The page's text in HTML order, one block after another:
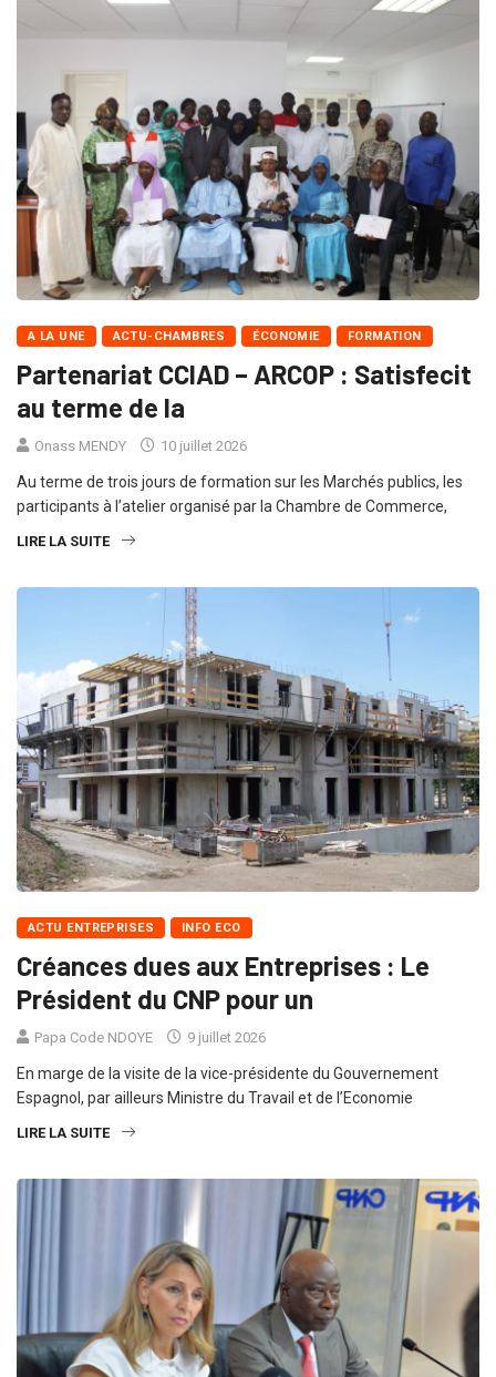
A LA UNE ACTU-CHAMBRES ÉCONOMIE FORMATION
Partenariat CCIAD – ARCOP : Satisfecit
au terme de la
Onass MENDY 10 juillet 2026
Au terme de trois jours de formation sur les Marchés publics, les
participants à l’atelier organisé par la Chambre de Commerce,
LIRE LA SUITE
ACTU ENTREPRISES INFO ECO
Créances dues aux Entreprises : Le
Président du CNP pour un
Papa Code NDOYE 9 juillet 2026
En marge de la visite de la vice-présidente du Gouvernement
Espagnol, par ailleurs Ministre du Travail et de l’Economie
LIRE LA SUITE